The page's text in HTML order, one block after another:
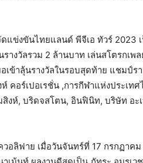
แข่งขันไทยแลนด์ พีจีเอ ทัวร์ 2023
างวัลรวม 2 ล้านบาท เล่นสโตรกเ
ข้าลุ้นรางวัลในรอบสุดท้าย แชมป์รา
คอร์เปอเรชั่น ,การกีฬาแห่งประเ
สิงห์, บริดจสโตน, อินฟินิท, บริษัท อะ
อลิฟาย เมื่อวันจันทร์ที่ 17 กรกฏาคม